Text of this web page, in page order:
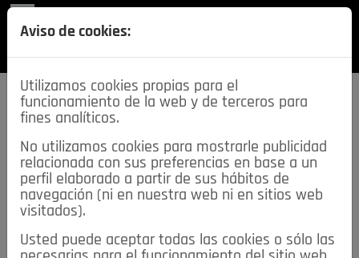
SECCIONES
descarga esta
REVISTA
≡NOTICIAS
Aviso de cookies:
Utilizamos cookies propias para el
funcionamiento de la web y de terceros para
fines analíticos.
No utilizamos cookies para mostrarle publicidad
relacionada con sus preferencias en base a un
perfil elaborado a partir de sus hábitos de
navegación (ni en nuestra web ni en sitios web
visitados).
Usted puede aceptar todas las cookies o sólo las